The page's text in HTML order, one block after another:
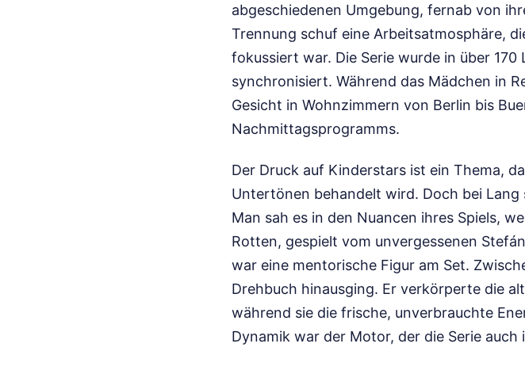
abgeschiedenen Umgebung, fernab von
Trennung schuf eine Arbeitsatmosphäre,
fokussiert war. Die Serie wurde in über
synchronisiert. Während das Mädchen in
Gesicht in Wohnzimmern von Berlin bis
Nachmittagsprogramms.
Der Druck auf Kinderstars ist ein Thema,
Untertönen behandelt wird. Doch bei
Man sah es in den Nuancen ihres Spiels,
Rotten, gespielt vom unvergessenen
war eine mentorische Figur am Set.
Drehbuch hinausging. Er verkörperte die
während sie die frische, unverbrauchte
Dynamik war der Motor, der die Serie